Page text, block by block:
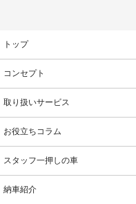
トップ
コンセプト
取り扱いサービス
お役立ちコラム
スタッフ一押しの車
納車紹介